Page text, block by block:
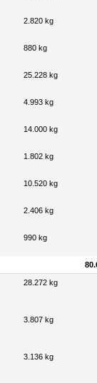
2.820 kg
880 kg
25.228 kg
4.993 kg
14.000 kg
1.802 kg
10.520 kg
2.406 kg
990 kg
28.272 kg
3.807 kg
3.136 kg